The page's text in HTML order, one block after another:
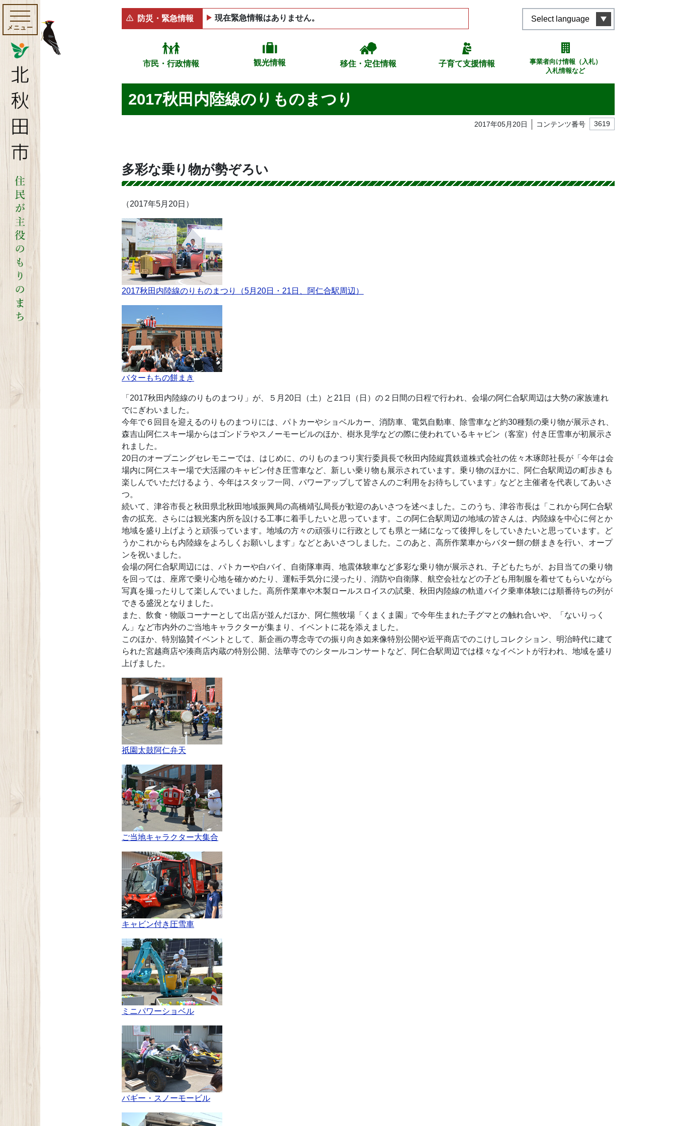
メニュー
防災・緊急情報 現在緊急情報はありません。 Select language
市民・行政情報 観光情報 移住・定住情報 子育て支援情報
事業者向け情報（入札）
入札情報など
2017秋田内陸線のりものまつり
2017年05月20日 コンテンツ番号 3619
多彩な乗り物が勢ぞろい
（2017年5月20日）
2017秋田内陸線のりものまつり（5月20日・21日、阿仁合駅周辺）
バターもちの餅まき
「2017秋田内陸線のりものまつり」が、５月20日（土）と21日（日）の２日間の日程で行われ、会場の阿仁合駅周辺は大勢の家族連れ
でにぎわいました。
今年で６回目を迎えるのりものまつりには、パトカーやショベルカー、消防車、電気自動車、除雪車など約30種類の乗り物が展示され、
森吉山阿仁スキー場からはゴンドラやスノーモービルのほか、樹氷見学などの際に使われているキャビン（客室）付き圧雪車が初展示さ
れました。
20日のオープニングセレモニーでは、はじめに、のりものまつり実行委員長で秋田内陸縦貫鉄道株式会社の佐々木琢郎社長が「今年は会
場内に阿仁スキー場で大活躍のキャビン付き圧雪車など、新しい乗り物も展示されています。乗り物のほかに、阿仁合駅周辺の町歩きも
楽しんでいただけるよう、今年はスタッフ一同、パワーアップして皆さんのご利用をお待ちしています」などと主催者を代表してあいさ
つ。
続いて、津谷市長と秋田県北秋田地域振興局の高橋靖弘局長が歓迎のあいさつを述べました。このうち、津谷市長は「これから阿仁合駅
舎の拡充、さらには観光案内所を設ける工事に着手したいと思っています。この阿仁合駅周辺の地域の皆さんは、内陸線を中心に何とか
地域を盛り上げようと頑張っています。地域の方々の頑張りに行政としても県と一緒になって後押しをしていきたいと思っています。ど
うかこれからも内陸線をよろしくお願いします」などとあいさつしました。このあと、高所作業車からバター餅の餅まきを行い、オープ
ンを祝いました。
会場の阿仁合駅周辺には、パトカーや白バイ、自衛隊車両、地震体験車など多彩な乗り物が展示され、子どもたちが、お目当ての乗り物
を回っては、座席で乗り心地を確かめたり、運転手気分に浸ったり、消防や自衛隊、航空会社などの子ども用制服を着せてもらいながら
写真を撮ったりして楽しんでいました。高所作業車や木製ロールスロイスの試乗、秋田内陸線の軌道バイク乗車体験には順番待ちの列が
できる盛況となりました。
また、飲食・物販コーナーとして出店が並んだほか、阿仁熊牧場「くまくま園」で今年生まれた子グマとの触れ合いや、「ないりっく
ん」など市内外のご当地キャラクターが集まり、イベントに花を添えました。
このほか、特別協賛イベントとして、新企画の専念寺での振り向き如来像特別公開や近平商店でのこけしコレクション、明治時代に建て
られた宮越商店や湊商店内蔵の特別公開、法華寺でのシタールコンサートなど、阿仁合駅周辺では様々なイベントが行われ、地域を盛り
上げました。
祇園太鼓阿仁弁天
ご当地キャラクター大集合
キャビン付き圧雪車
ミニパワーショベル
バギー・スノーモービル